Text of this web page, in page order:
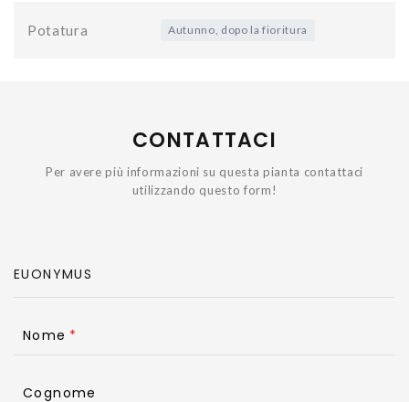
Potatura Autunno, dopo la fioritura
CONTATTACI
Per avere più informazioni su questa pianta contattaci
utilizzando questo form!
Nome
Cognome